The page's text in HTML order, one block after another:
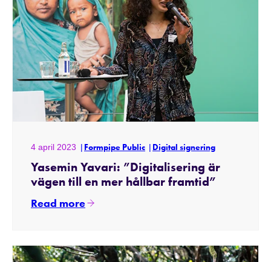
4 april 2023 Formpipe Public Digital signering
Yasemin Yavari: ”Digitalisering är
vägen till en mer hållbar framtid”
Read more